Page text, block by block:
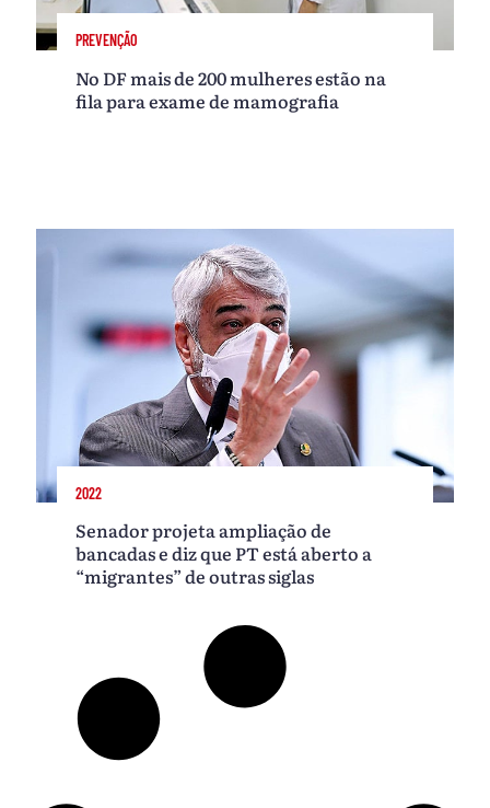
PREVENÇÃO
No DF mais de 200 mulheres estão na
fila para exame de mamografia
2022
Senador projeta ampliação de
bancadas e diz que PT está aberto a
“migrantes” de outras siglas